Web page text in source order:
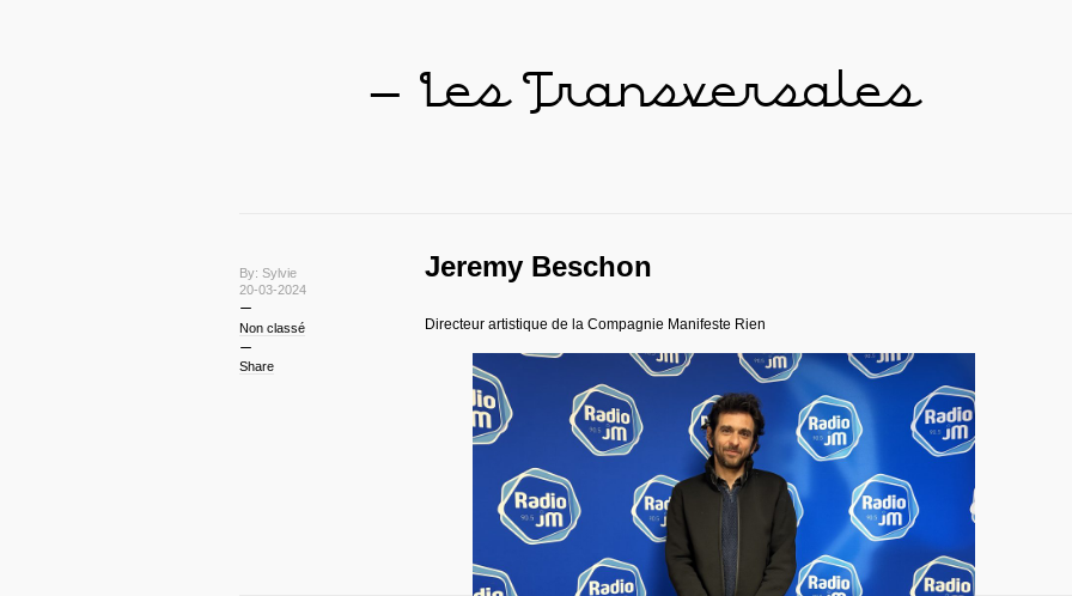
— Les Transversales
By: Sylvie
20-03-2024
Non classé
Share
Jeremy Beschon
Directeur artistique de la Compagnie Manifeste Rien